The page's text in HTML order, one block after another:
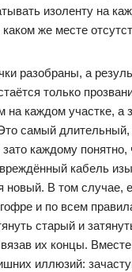
изоленту на
же месте
разобраны, а
только
на каждом участке, а
самый длительный,
каждому понятно,
кабель
новый. В том случае,
и по всем
старый и
их концы.
иллюзий: